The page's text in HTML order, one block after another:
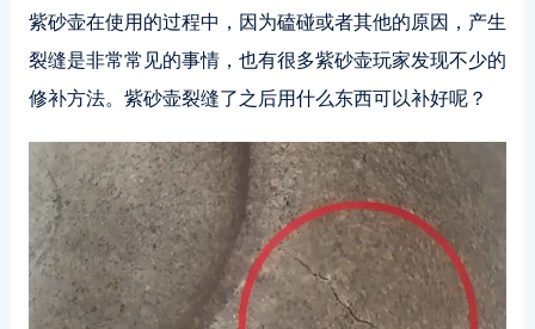
紫砂壶在使用的过程中，因为磕碰或者其他的原因，产生
裂缝是非常常见的事情，也有很多紫砂壶玩家发现不少的
修补方法。紫砂壶裂缝了之后用什么东西可以补好呢？